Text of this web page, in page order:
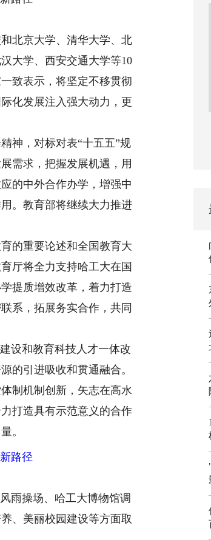
北京大学、清华大学、北
大学、西安交通大学等10
致表示，将坚定不移贯彻
化发展注入强大动力，更
神，对标对表“十五五”规
需求，把握发展机遇，用
的中外合作办学，增强中
。教育部将继续大力推进
的重要论述和全国教育大
厅将全力支持哈工大在国
提质增效改革，着力打造
系，拓展务实合作，共同
设和教育科技人才一体改
的引进吸收和贯通融合。
制机制创新，矢志在高水
打造具有示范意义的合作
。
雨操场、哈工大博物馆调
、美丽校园建设等方面取